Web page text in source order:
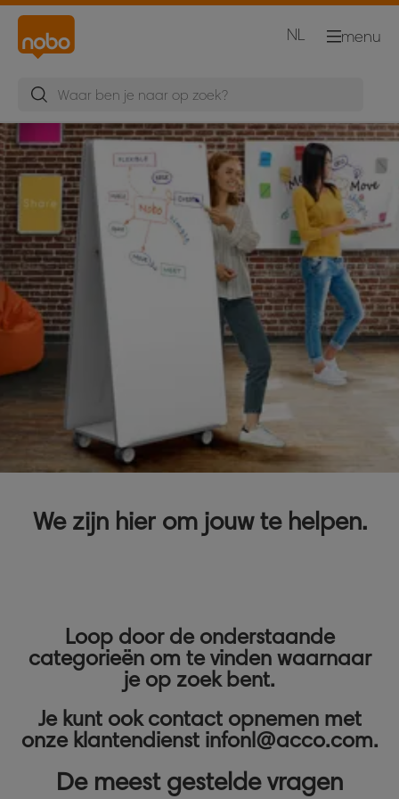
menu
NL
We zijn hier om jouw te helpen.
Loop door de onderstaande
categorieën om te vinden waarnaar
je op zoek bent.
Je kunt ook contact opnemen met
onze klantendienst infonl@acco.com.
De meest gestelde vragen